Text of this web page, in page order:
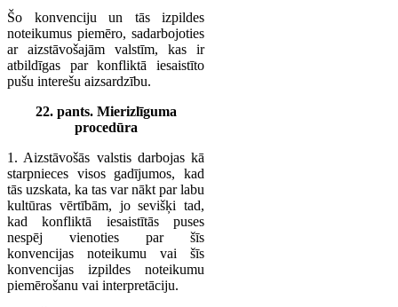
Šo konvenciju un tās izpildes
noteikumus piemēro, sadarbojoties
ar aizstāvošajām valstīm, kas ir
atbildīgas par konfliktā iesaistīto
pušu interešu aizsardzību.
22. pants. Mierizlīguma
procedūra
1. Aizstāvošās valstis darbojas kā
starpnieces visos gadījumos, kad
tās uzskata, ka tas var nākt par labu
kultūras vērtībām, jo sevišķi tad,
kad konfliktā iesaistītās puses
nespēj vienoties par šīs
konvencijas noteikumu vai šīs
konvencijas izpildes noteikumu
piemērošanu vai interpretāciju.